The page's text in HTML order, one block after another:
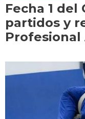
Fecha 1 del
partidos y